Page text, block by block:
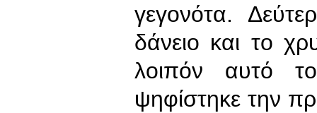
γεγονότα.
δάνειο και το
λοιπόν αυτό
ψηφίστηκε την